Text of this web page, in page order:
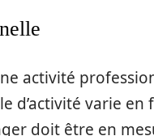
activité
d’activité varie
doit être en